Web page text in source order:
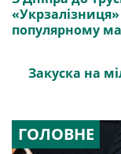
популярному
Закуска на
ГОЛОВНЕ